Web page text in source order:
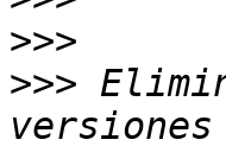
>>>
>>>